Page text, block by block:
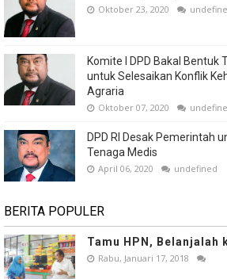
Oktober 23, 2020
Komite I DPD Bakal Bentuk
untuk Selesaikan Konflik
Agraria
Oktober 07, 2020
DPD RI Desak Pemerintah
Tenaga Medis
April 06, 2020 undefined
BERITA POPULER
Tamu HPN, Belanjalah
Rabu, Januari 17, 2018